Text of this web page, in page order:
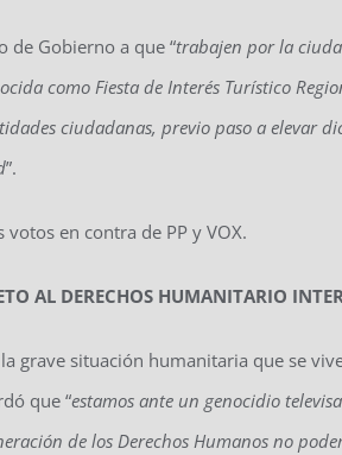
de Gobierno a que “trabajen por la
como Fiesta de Interés Turístico
ciudadanas, previo paso a elevar
”.
en contra de PP y VOX.
AL DERECHOS HUMANITARIO
grave situación humanitaria que se
que “estamos ante un genocidio
de los Derechos Humanos no